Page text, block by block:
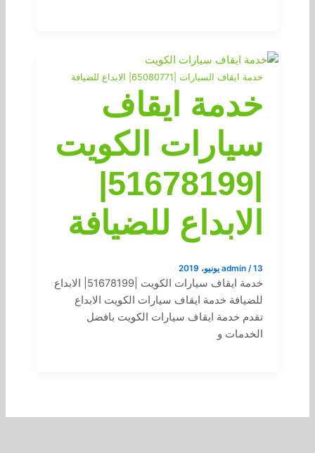
خدمة ايقاف السيارات |65080771| الابداع للضيافة
خدمة ايقاف
سيارات الكويت
|51678199|
الابداع للضيافة
admin /13 يونيو، 2019
خدمة ايقاف سيارات الكويت |51678199| الابداع
للضيافة خدمة ايقاف سيارات الكويت الابداع
تقدم خدمة ايقاف سيارات الكويت بافضل
الخدمات و